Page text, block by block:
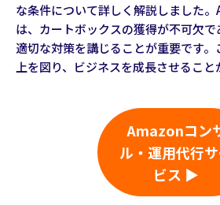
な条件について詳しく解説しました
は、カートボックスの獲得が不可欠で
適切な対策を講じることが重要です
上を図り、ビジネスを成長させること
Amazonコン
ル・運用代行
ビス ▶